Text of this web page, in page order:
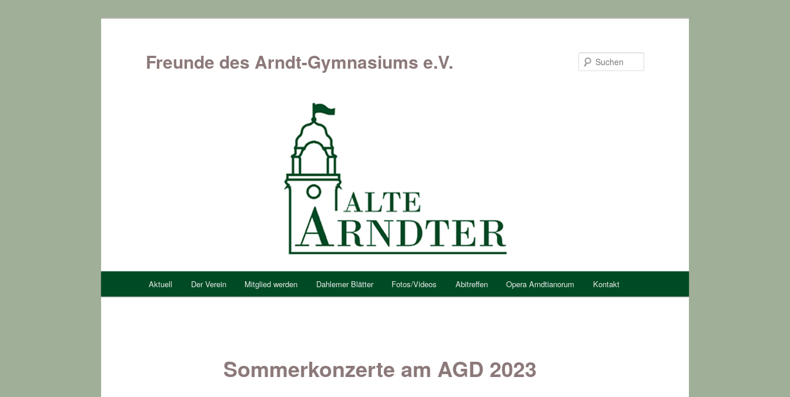
Freunde des Arndt-Gymnasiums e.V.
Aktuell Der Verein Mitglied werden Dahlemer Blätter Fotos/Videos Abitreffen Opera Arndtianorum Kontakt
Sommerkonzerte am AGD 2023